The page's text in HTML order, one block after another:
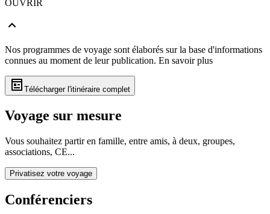
OUVRIR
Nos programmes de voyage sont élaborés sur la base d'informations
connues au moment de leur publication. En savoir plus
Télécharger l'itinéraire complet
Voyage sur mesure
Vous souhaitez partir en famille, entre amis, à deux, groupes,
associations, CE...
Privatisez votre voyage
Conférenciers